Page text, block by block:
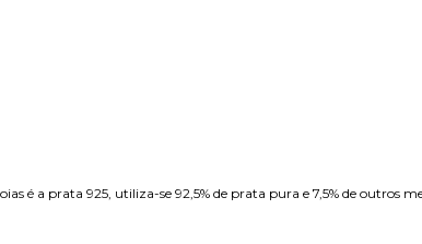
é a prata 925, utiliza-se 92,5% de prata pura e 7,5% de outros